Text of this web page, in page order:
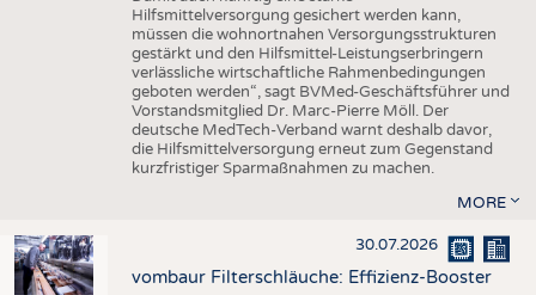
Hilfsmittelversorgung gesichert werden kann,
müssen die wohnortnahen Versorgungsstrukturen
gestärkt und den Hilfsmittel-Leistungserbringern
verlässliche wirtschaftliche Rahmenbedingungen
geboten werden“, sagt BVMed-Geschäftsführer und
Vorstandsmitglied Dr. Marc-Pierre Möll. Der
deutsche MedTech-Verband warnt deshalb davor,
die Hilfsmittelversorgung erneut zum Gegenstand
kurzfristiger Sparmaßnahmen zu machen.
MORE
30.07.2026
vombaur Filterschläuche: Effizienz-Booster